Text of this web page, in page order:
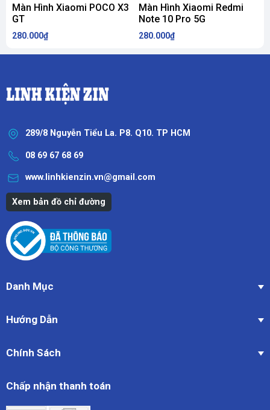
Màn Hình Xiaomi POCO X3
GT
280.000₫
Màn Hình Xiaomi Redmi
Note 10 Pro 5G
280.000₫
289/8 Nguyễn Tiểu La. P8. Q10. TP HCM
08 69 67 68 69
www.linhkienzin.vn@gmail.com
Xem bản đồ chỉ đường
Danh Mục
Hướng Dẫn
Chính Sách
Chấp nhận thanh toán